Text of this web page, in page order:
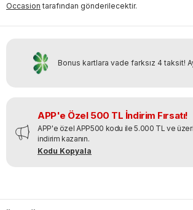
Occasion tarafından gönderilecektir.
Bonus kartlara vade farksız 4 taksit!
APP'e Özel 500 TL İndirim Fırsatı!
APP'e özel APP500 kodu ile 5.000 TL ve
indirim kazanın.
Kodu Kopyala